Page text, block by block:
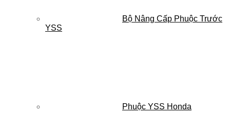
Bộ Nâng Cấp Phuộc Trước
YSS
Phuộc YSS Honda